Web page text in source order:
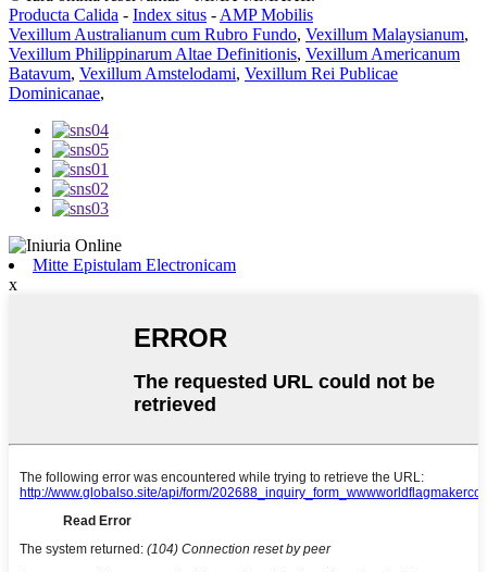
Producta Calida - Index situs - AMP Mobilis
Vexillum Australianum cum Rubro Fundo, Vexillum Malaysianum,
Vexillum Philippinarum Altae Definitionis, Vexillum Americanum
Batavum, Vexillum Amstelodami, Vexillum Rei Publicae
Dominicanae,
Mitte Epistulam Electronicam
x